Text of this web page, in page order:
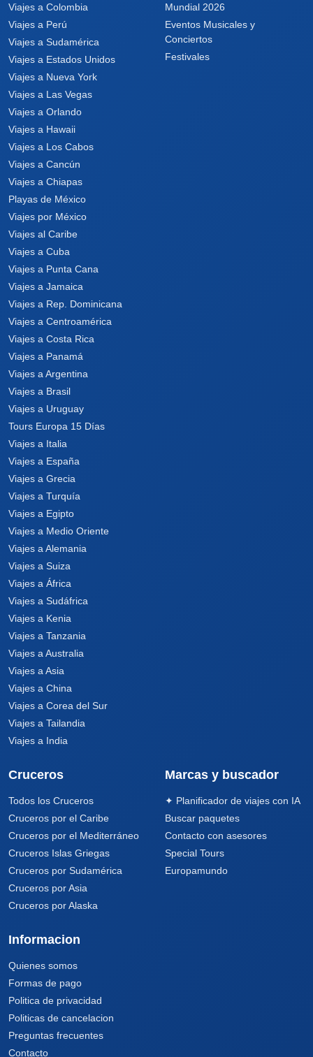
Viajes a Colombia
Viajes a Perú
Viajes a Sudamérica
Viajes a Estados Unidos
Viajes a Nueva York
Viajes a Las Vegas
Viajes a Orlando
Viajes a Hawaii
Viajes a Los Cabos
Viajes a Cancún
Viajes a Chiapas
Playas de México
Viajes por México
Viajes al Caribe
Viajes a Cuba
Viajes a Punta Cana
Viajes a Jamaica
Viajes a Rep. Dominicana
Viajes a Centroamérica
Viajes a Costa Rica
Viajes a Panamá
Viajes a Argentina
Viajes a Brasil
Viajes a Uruguay
Tours Europa 15 Días
Viajes a Italia
Viajes a España
Viajes a Grecia
Viajes a Turquía
Viajes a Egipto
Viajes a Medio Oriente
Viajes a Alemania
Viajes a Suiza
Viajes a África
Viajes a Sudáfrica
Viajes a Kenia
Viajes a Tanzania
Viajes a Australia
Viajes a Asia
Viajes a China
Viajes a Corea del Sur
Viajes a Tailandia
Viajes a India
Mundial 2026
Eventos Musicales y
Conciertos
Festivales
Cruceros
Todos los Cruceros
Cruceros por el Caribe
Cruceros por el Mediterráneo
Cruceros Islas Griegas
Cruceros por Sudamérica
Cruceros por Asia
Cruceros por Alaska
Marcas y buscador
✦ Planificador de viajes con IA
Buscar paquetes
Contacto con asesores
Special Tours
Europamundo
Informacion
Quienes somos
Formas de pago
Politica de privacidad
Politicas de cancelacion
Preguntas frecuentes
Contacto